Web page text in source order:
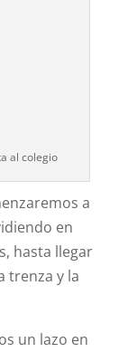
al colegio
a
en
hasta llegar
trenza y la
un lazo en